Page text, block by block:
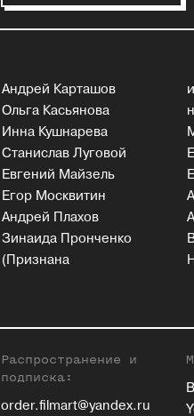
Андрей Карташов
Ольга Касьянова
Инна Кушнарева
Станислав Луговой
Евгений Майзель
Егор Москвитин
Андрей Плахов
Зинаида Пронченко
(Признана
Распространение и
подписка:
order.filmart@yandex.ru